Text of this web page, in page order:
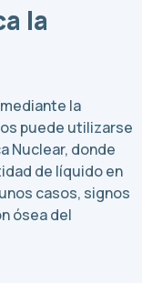
la
la
puede utilizarse
Nuclear, donde
de líquido en
casos, signos
ósea del